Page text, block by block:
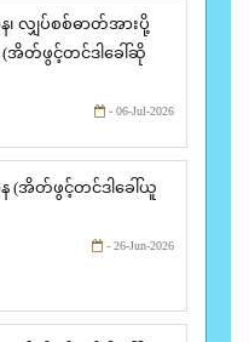
၊ လျှပ်စစ်ဓာတ်အားပို့
(အိတ်ဖွင့်တင်ဒါခေါ်ဆို
- 06-Jul-2026
န (အိတ်ဖွင့်တင်ဒါခေါ်ယူ
- 26-Jun-2026